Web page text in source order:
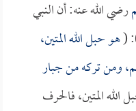
رضي الله عنه: أن النبي
(هو حبل الله المتين،
ومن تركه من جبار
المتين، فالحرف